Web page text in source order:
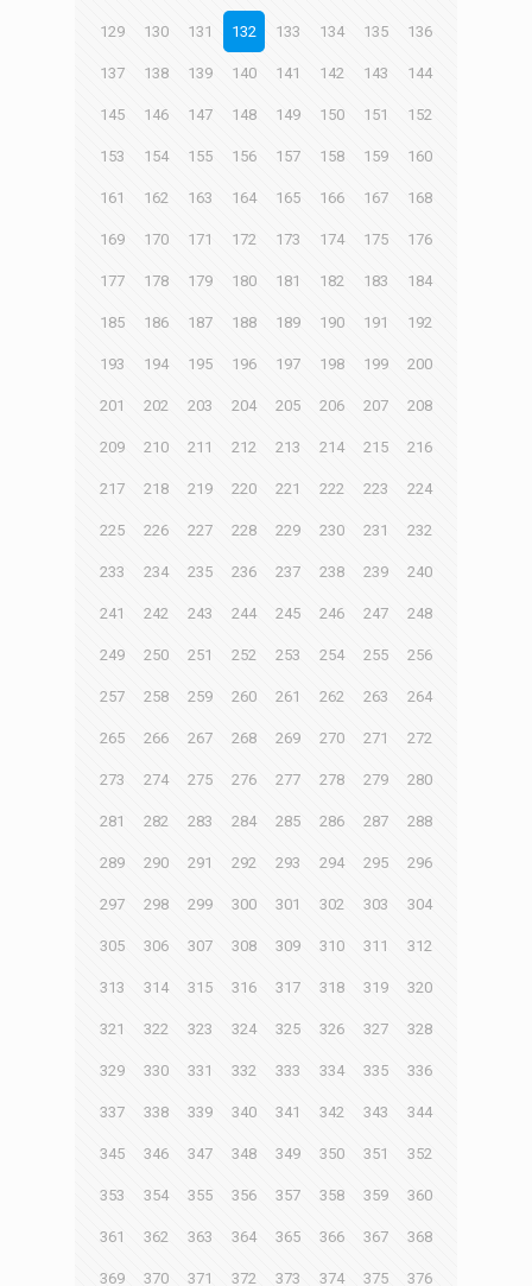
129 130 131 132 133 134 135 136
137 138 139 140 141 142 143 144
145 146 147 148 149 150 151 152
153 154 155 156 157 158 159 160
161 162 163 164 165 166 167 168
169 170 171 172 173 174 175 176
177 178 179 180 181 182 183 184
185 186 187 188 189 190 191 192
193 194 195 196 197 198 199 200
201 202 203 204 205 206 207 208
209 210 211 212 213 214 215 216
217 218 219 220 221 222 223 224
225 226 227 228 229 230 231 232
233 234 235 236 237 238 239 240
241 242 243 244 245 246 247 248
249 250 251 252 253 254 255 256
257 258 259 260 261 262 263 264
265 266 267 268 269 270 271 272
273 274 275 276 277 278 279 280
281 282 283 284 285 286 287 288
289 290 291 292 293 294 295 296
297 298 299 300 301 302 303 304
305 306 307 308 309 310 311 312
313 314 315 316 317 318 319 320
321 322 323 324 325 326 327 328
329 330 331 332 333 334 335 336
337 338 339 340 341 342 343 344
345 346 347 348 349 350 351 352
353 354 355 356 357 358 359 360
361 362 363 364 365 366 367 368
369 370 371 372 373 374 375 376